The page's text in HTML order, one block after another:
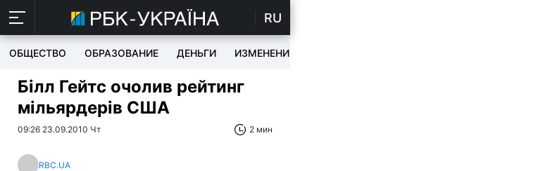
RU
ОБЩЕСТВО ОБРАЗОВАНИЕ ДЕНЬГИ ИЗМЕНЕНИЯ
Білл Гейтс очолив рейтинг
мільярдерів США
09:26 23.09.2010 Чт 2 мин
RBC.UA